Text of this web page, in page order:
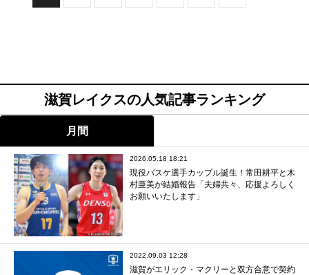
滋賀レイクスの人気記事ランキング
月間
2026.05.18 18:21
現役バスケ選手カップル誕生！常田耕平と木
村亜美が結婚報告「夫婦共々、応援よろしく
お願いいたします」
2022.09.03 12:28
滋賀がエリック・マクリーと双方合意で契約